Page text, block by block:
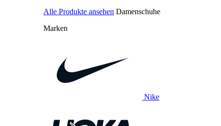
Alle Produkte ansehen Damenschuhe
Marken
Nike